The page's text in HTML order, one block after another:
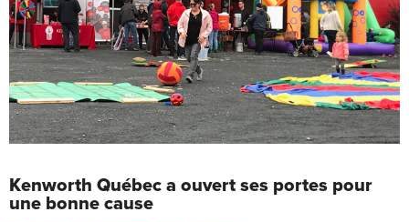
Kenworth Québec a ouvert ses portes pour
une bonne cause